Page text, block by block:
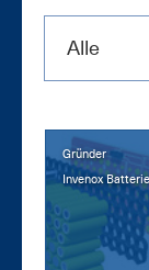
Alle
Gründer
In­venox